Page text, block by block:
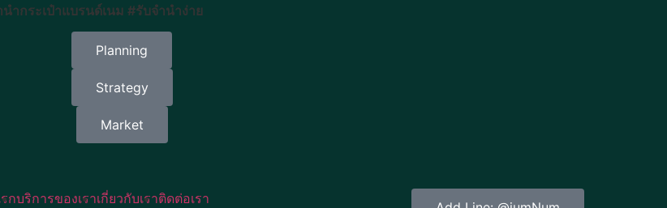
กระเป๋าแบรนด์เนม #รับจำนำง่าย
Planning
Strategy
Market
กบริการของเราเกี่ยวกับเราติดต่อเรา